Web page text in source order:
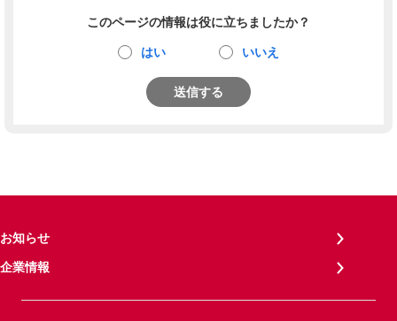
このページの情報は役に立ちましたか？
はい いいえ
送信する
お知らせ
企業情報